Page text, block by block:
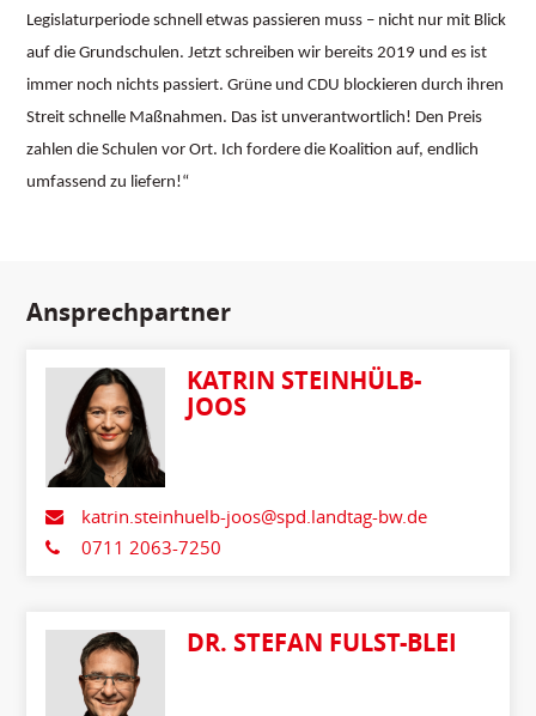
Legislaturperiode schnell etwas passieren muss – nicht nur mit Blick
auf die Grundschulen. Jetzt schreiben wir bereits 2019 und es ist
immer noch nichts passiert. Grüne und CDU blockieren durch ihren
Streit schnelle Maßnahmen. Das ist unverantwortlich! Den Preis
zahlen die Schulen vor Ort. Ich fordere die Koalition auf, endlich
umfassend zu liefern!“
Ansprechpartner
KATRIN STEINHÜLB-
JOOS
katrin.steinhuelb-joos@spd.landtag-bw.de
0711 2063-7250
DR. STEFAN FULST-BLEI